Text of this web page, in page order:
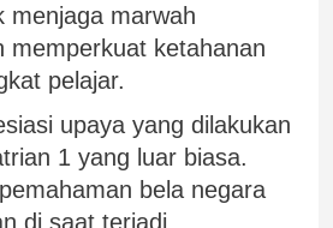
menjaga marwah
memperkuat ketahanan
pelajar.
upaya yang dilakukan
1 yang luar biasa.
bela negara
di saat terjadi